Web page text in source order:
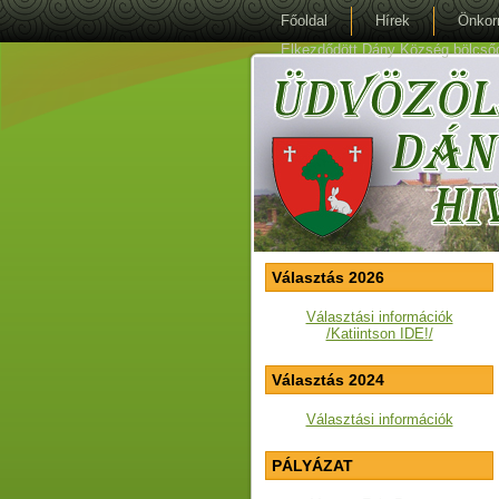
Főoldal Hírek
Elkezdődött Dány Község
Választás 2026
Választási információk
/Katiintson IDE!/
Választás 2024
Választási információk
PÁLYÁZAT